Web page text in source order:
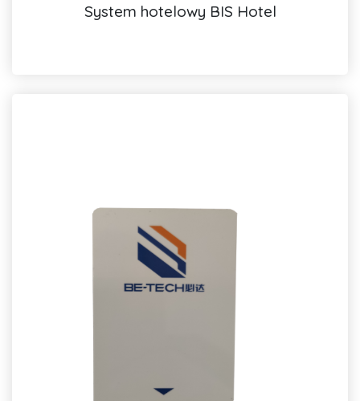
System hotelowy BIS Hotel